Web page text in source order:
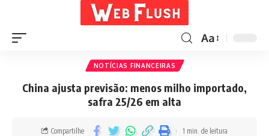
Aa
NOTÍCIAS FINANCEIRAS
China ajusta previsão: menos milho importado,
safra 25/26 em alta
Compartilhe 1 min. de leitura